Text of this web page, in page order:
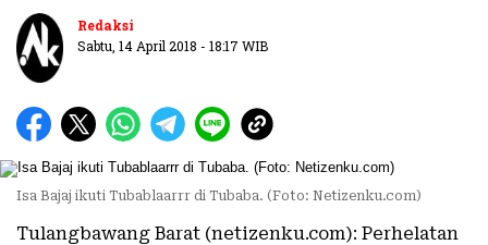
Redaksi
Sabtu, 14 April 2018 - 18:17 WIB
Isa Bajaj ikuti Tubablaarrr di Tubaba. (Foto: Netizenku.com)
Tulangbawang Barat (netizenku.com): Perhelatan